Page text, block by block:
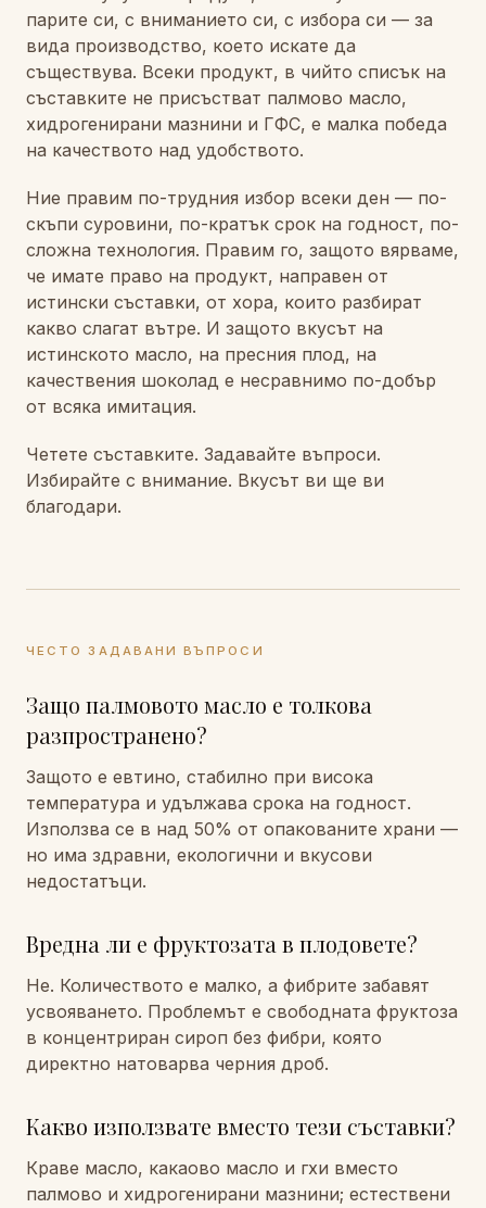
парите си, с вниманието си, с избора си — за
вида производство, което искате да
съществува. Всеки продукт, в чийто списък на
съставките не присъстват палмово масло,
хидрогенирани мазнини и ГФС, е малка победа
на качеството над удобството.
Ние правим по-трудния избор всеки ден — по-
скъпи суровини, по-кратък срок на годност, по-
сложна технология. Правим го, защото вярваме,
че имате право на продукт, направен от
истински съставки, от хора, които разбират
какво слагат вътре. И защото вкусът на
истинското масло, на пресния плод, на
качествения шоколад е несравнимо по-добър
от всяка имитация.
Четете съставките. Задавайте въпроси.
Избирайте с внимание. Вкусът ви ще ви
благодари.
ЧЕСТО ЗАДАВАНИ ВЪПРОСИ
Защо палмовото масло е толкова
разпространено?
Защото е евтино, стабилно при висока
температура и удължава срока на годност.
Използва се в над 50% от опакованите храни —
но има здравни, екологични и вкусови
недостатъци.
Вредна ли е фруктозата в плодовете?
Не. Количеството е малко, а фибрите забавят
усвояването. Проблемът е свободната фруктоза
в концентриран сироп без фибри, която
директно натоварва черния дроб.
Какво използвате вместо тези съставки?
Краве масло, какаово масло и гхи вместо
палмово и хидрогенирани мазнини; естествени